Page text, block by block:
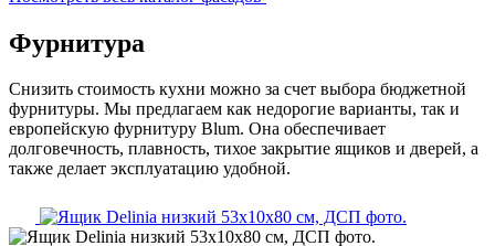
Фурнитура
Снизить стоимость кухни можно за счет выбора бюджетной
фурнитуры. Мы предлагаем как недорогие варианты, так и
европейскую фурнитуру Blum. Она обеспечивает
долговечность, плавность, тихое закрытие ящиков и дверей, а
также делает эксплуатацию удобной.